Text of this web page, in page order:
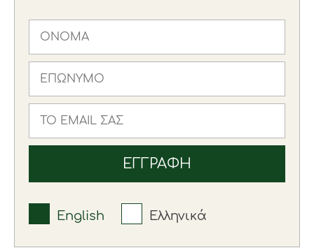
English Ελληνικά